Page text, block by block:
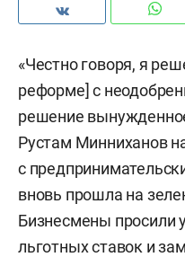
«Честно говоря, я
реформе] с
решение
Рустам Минниханов
с
вновь прошла на
Бизнесмены просили
льготных ставок и